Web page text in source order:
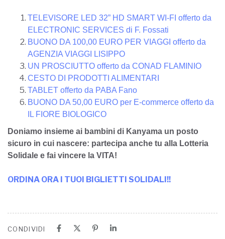
TELEVISORE LED 32” HD SMART WI-FI offerto da
ELECTRONIC SERVICES di F. Fossati
BUONO DA 100,00 EURO PER VIAGGI offerto da
AGENZIA VIAGGI LISIPPO
UN PROSCIUTTO offerto da CONAD FLAMINIO
CESTO DI PRODOTTI ALIMENTARI
TABLET offerto da PABA Fano
BUONO DA 50,00 EURO per E-commerce offerto da
IL FIORE BIOLOGICO
Doniamo insieme ai bambini di Kanyama un posto
sicuro in cui nascere: partecipa anche tu alla Lotteria
Solidale e fai vincere la VITA!
ORDINA ORA I TUOI BIGLIETTI SOLIDALI!!
CONDIVIDI